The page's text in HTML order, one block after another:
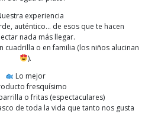
experiencia
auténtico… de esos que te hacen
nada más llegar.
cuadrilla o en familia (los niños alucinan
).
Lo mejor
fresquísimo
o fritas (espectaculares)
de toda la vida que tanto nos gusta